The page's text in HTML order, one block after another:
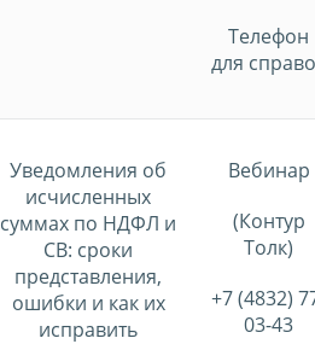
Телефон
для
Уведомления об
исчисленных
суммах по НДФЛ и
СВ: сроки
представления,
ошибки и как их
исправить
Вебинар
(Контур
Толк)
+7 (4832)
03-43